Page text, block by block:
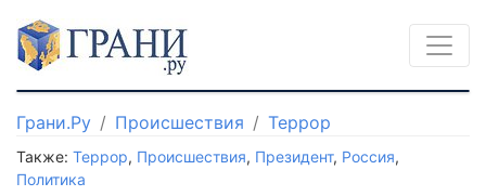
Грани.Ру Происшествия Террор
Также: Террор, Происшествия, Президент, Россия,
Политика